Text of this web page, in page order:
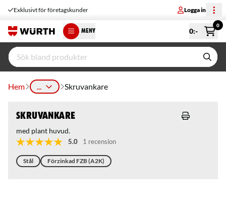
Exklusivt för företagskunder Logga in
MENY 0:-
0
Hem ... Skruvankare
Skruvankare
med plant huvud.
5.0 1 recension
Stål Förzinkad FZB (A2K)